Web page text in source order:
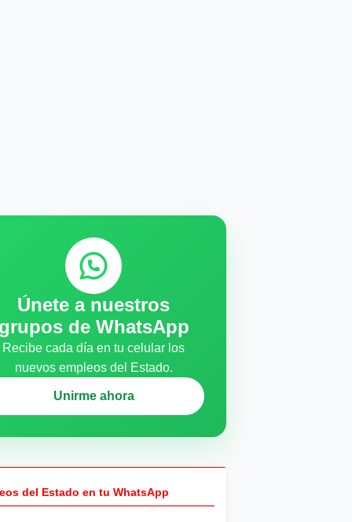
Únete a nuestros
grupos de WhatsApp
Recibe cada día en tu celular los
nuevos empleos del Estado.
Unirme ahora
del Estado en tu WhatsApp